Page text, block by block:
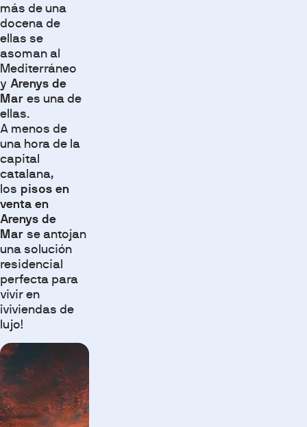
más de una
docena de
ellas se
asoman al
Mediterráneo
y Arenys de
Mar es una de
ellas.
A menos de
una hora de la
capital
catalana,
los pisos en
venta en
Arenys de
Mar se antojan
una solución
residencial
perfecta para
vivir en
¡viviendas de
lujo!